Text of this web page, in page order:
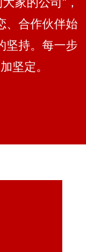
、合作伙伴始
坚持。每一步
坚定。